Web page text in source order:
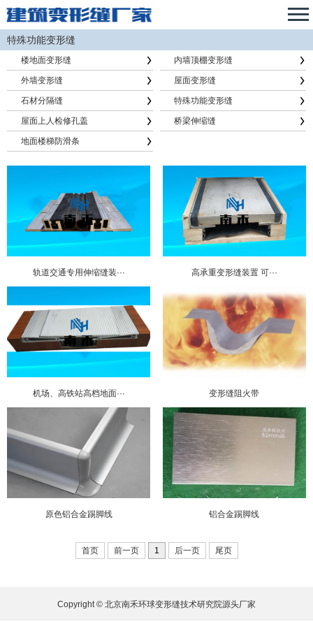
特殊功能变形缝
楼地面变形缝 内墙顶棚变形缝
外墙变形缝 屋面变形缝
石材分隔缝 特殊功能变形缝
屋面上人检修孔盖 桥梁伸缩缝
地面楼梯防滑条
轨道交通专用伸缩缝装··· 高承重变形缝装置 可···
机场、高铁站高档地面··· 变形缝阻火带
原色铝合金踢脚线 铝合金踢脚线
首页 前一页 1 后一页 尾页
Copyright © 北京南禾环球变形缝技术研究院源头厂家